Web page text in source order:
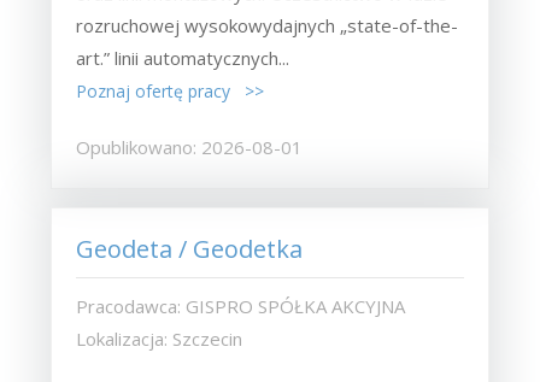
rozruchowej wysokowydajnych „state-of-the-
art.” linii automatycznych...
Poznaj ofertę pracy >>
Opublikowano: 2026-08-01
Geodeta / Geodetka
Pracodawca: GISPRO SPÓŁKA AKCYJNA
Lokalizacja: Szczecin